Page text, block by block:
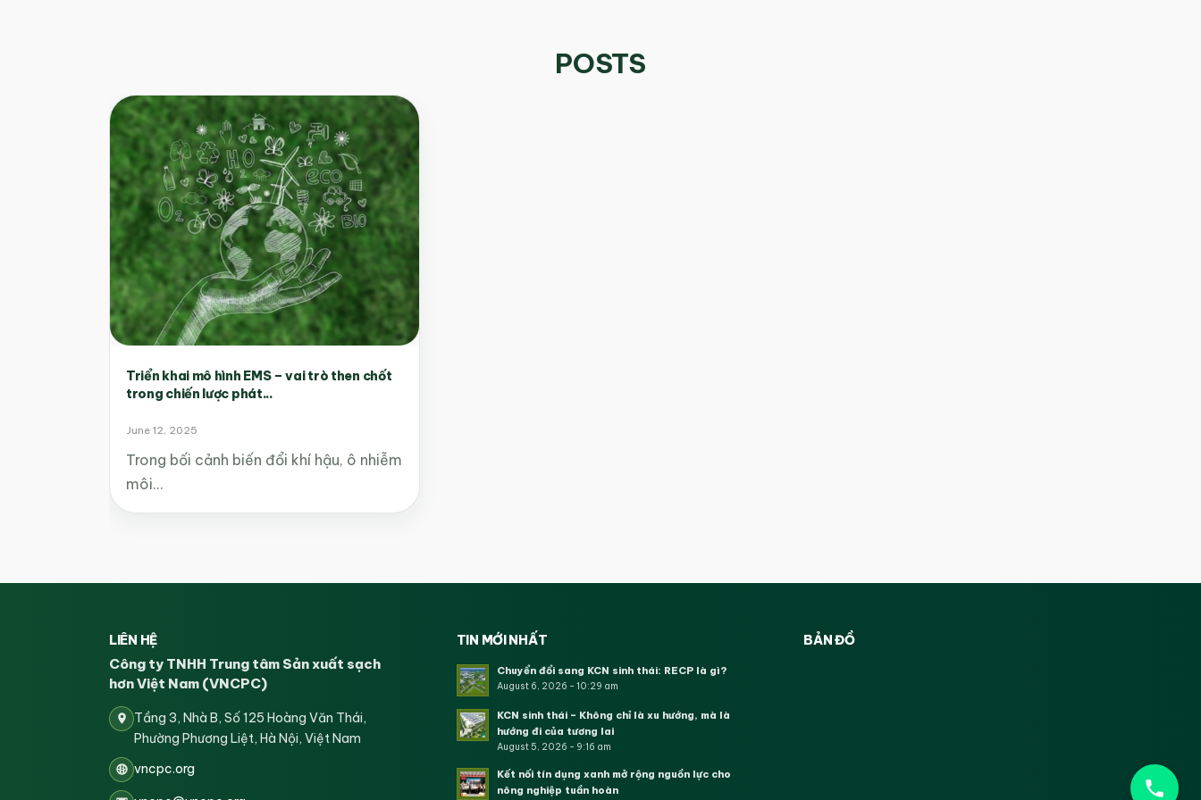
POSTS
Triển khai mô hình EMS – vai trò then chốt
trong chiến lược phát...
June 12, 2025
Trong bối cảnh biến đổi khí hậu, ô nhiễm
môi…
LIÊN HỆ
Công ty TNHH Trung tâm Sản xuất sạch
hơn Việt Nam (VNCPC)
Tầng 3, Nhà B, Số 125 Hoàng Văn Thái,
Phường Phương Liệt, Hà Nội, Việt Nam
vncpc.org
TIN MỚI NHẤT
Chuyển đổi sang KCN sinh thái: RECP là gì?
August 6, 2026 - 10:29 am
KCN sinh thái – Không chỉ là xu hướng, mà là
hướng đi của tương lai
August 5, 2026 - 9:16 am
Kết nối tín dụng xanh mở rộng nguồn lực cho
nông nghiệp tuần hoàn
BẢN ĐỒ